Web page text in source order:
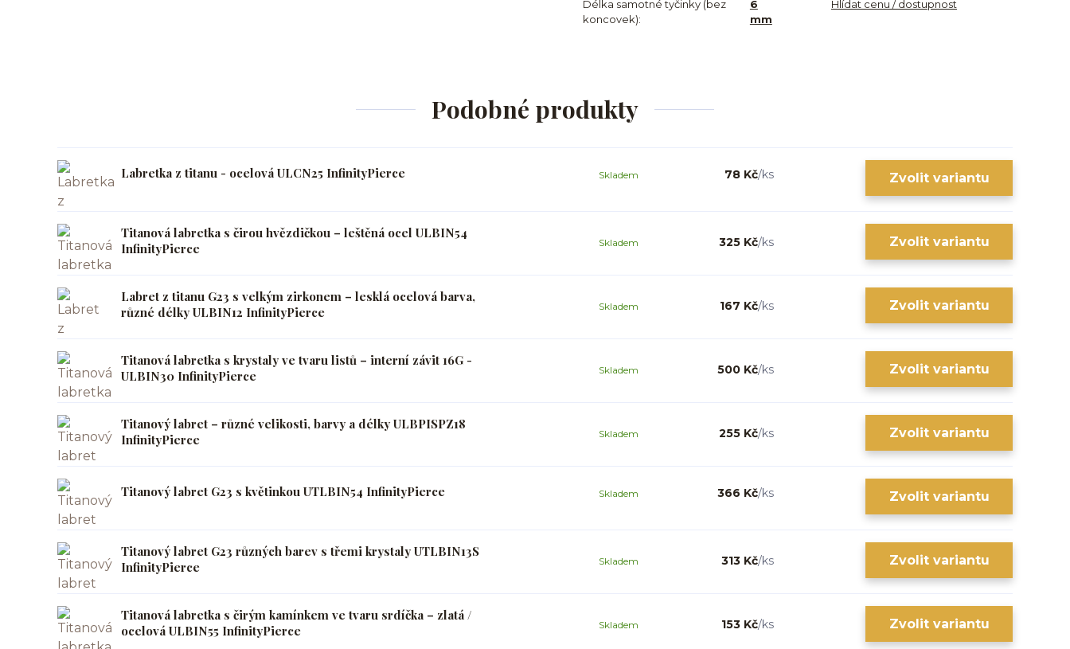
Délka samotné tyčinky (bez
koncovek):
6
mm
Hlídat cenu / dostupnost
Podobné produkty
Labretka z titanu - ocelová ULCN25 InfinityPierce 78 Kč/ks
Skladem Zvolit variantu
Titanová labretka s čirou hvězdičkou – leštěná ocel ULBIN54
InfinityPierce
325 Kč/ks
Skladem Zvolit variantu
Labret z titanu G23 s velkým zirkonem – lesklá ocelová barva,
různé délky ULBIN12 InfinityPierce
167 Kč/ks
Skladem Zvolit variantu
Titanová labretka s krystaly ve tvaru listů – interní závit 16G -
ULBIN30 InfinityPierce
500 Kč/ks
Skladem Zvolit variantu
Titanový labret – různé velikosti, barvy a délky ULBPISPZ18
InfinityPierce
255 Kč/ks
Skladem Zvolit variantu
Titanový labret G23 s květinkou UTLBIN54 InfinityPierce 366 Kč/ks
Skladem Zvolit variantu
Titanový labret G23 různých barev s třemi krystaly UTLBIN13S
InfinityPierce
313 Kč/ks
Skladem Zvolit variantu
Titanová labretka s čirým kamínkem ve tvaru srdíčka – zlatá /
ocelová ULBIN55 InfinityPierce
153 Kč/ks
Skladem Zvolit variantu